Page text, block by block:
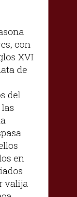
con
XVI
de
del
en
valija